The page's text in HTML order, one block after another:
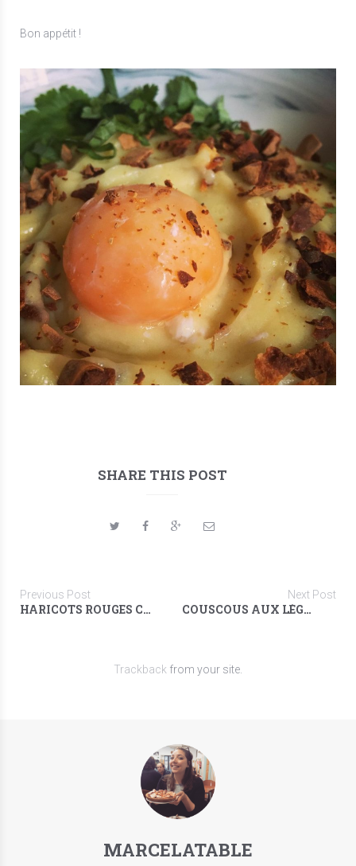
Bon appétit !
SHARE THIS POST
Previous Post
HARICOTS ROUGES COMME UN HOUMOUS
Next Post
COUSCOUS AUX LÉGUMES
Trackback from your site.
MARCELATABLE